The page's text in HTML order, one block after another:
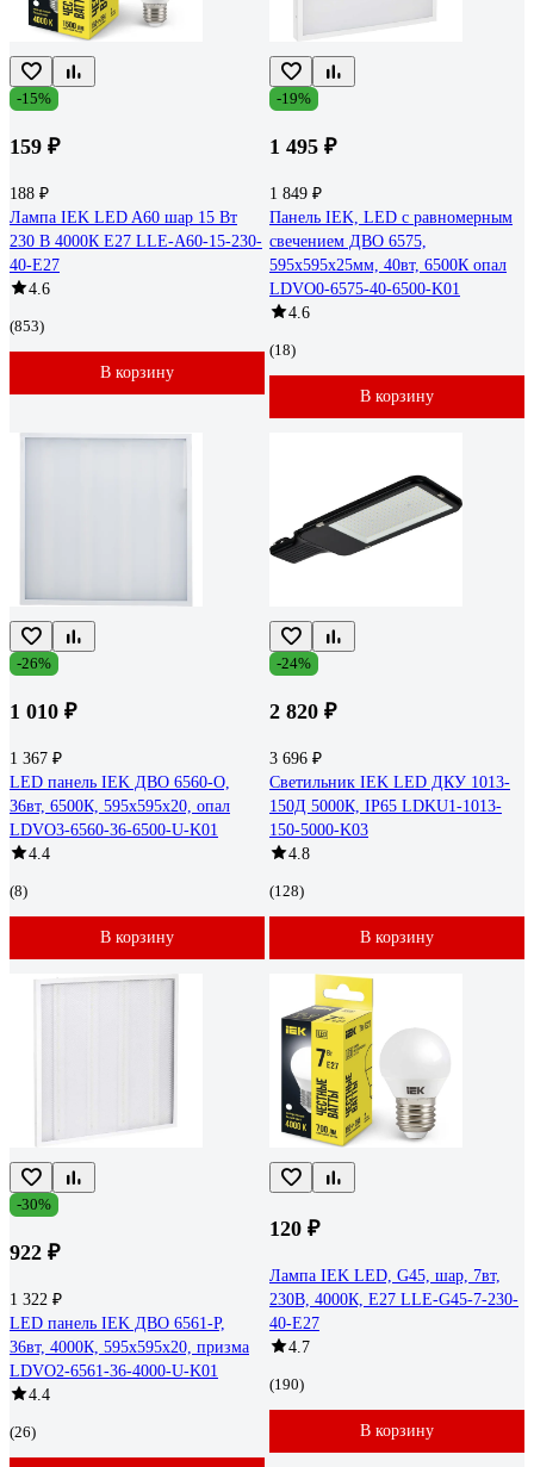
-15%
159 ₽
188 ₽
Лампа IEK LED A60 шар 15 Вт
230 В 4000К E27 LLE-A60-15-230-
40-E27
4.6
(853)
В корзину
-19%
1 495 ₽
1 849 ₽
Панель IEK, LED с равномерным
свечением ДВО 6575,
595х595х25мм, 40вт, 6500К опал
LDVO0-6575-40-6500-K01
4.6
(18)
В корзину
-26%
1 010 ₽
1 367 ₽
LED панель IEK ДВО 6560-O,
36вт, 6500К, 595х595х20, опал
LDVO3-6560-36-6500-U-K01
4.4
(8)
В корзину
-24%
2 820 ₽
3 696 ₽
Светильник IEK LED ДКУ 1013-
150Д 5000К, IP65 LDKU1-1013-
150-5000-K03
4.8
(128)
В корзину
-30%
922 ₽
1 322 ₽
LED панель IEK ДВО 6561-P,
36вт, 4000К, 595х595х20, призма
LDVO2-6561-36-4000-U-K01
4.4
(26)
120 ₽
Лампа IEK LED, G45, шар, 7вт,
230В, 4000К, E27 LLE-G45-7-230-
40-E27
4.7
(190)
В корзину